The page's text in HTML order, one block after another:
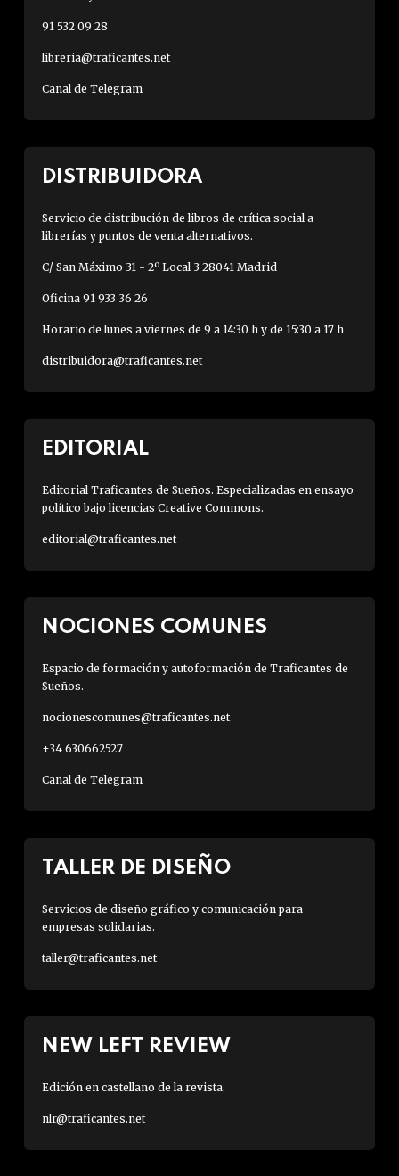
91 532 09 28
libreria@traficantes.net
Canal de Telegram
DISTRIBUIDORA
Servicio de distribución de libros de crítica social a
librerías y puntos de venta alternativos.
C/ San Máximo 31 - 2º Local 3 28041 Madrid
Oficina 91 933 36 26
Horario de lunes a viernes de 9 a 14:30 h y de 15:30 a 17 h
distribuidora@traficantes.net
EDITORIAL
Editorial Traficantes de Sueños. Especializadas en ensayo
político bajo licencias Creative Commons.
editorial@traficantes.net
NOCIONES COMUNES
Espacio de formación y autoformación de Traficantes de
Sueños.
nocionescomunes@traficantes.net
+34 630662527
Canal de Telegram
TALLER DE DISEÑO
Servicios de diseño gráfico y comunicación para
empresas solidarias.
taller@traficantes.net
NEW LEFT REVIEW
Edición en castellano de la revista.
nlr@traficantes.net